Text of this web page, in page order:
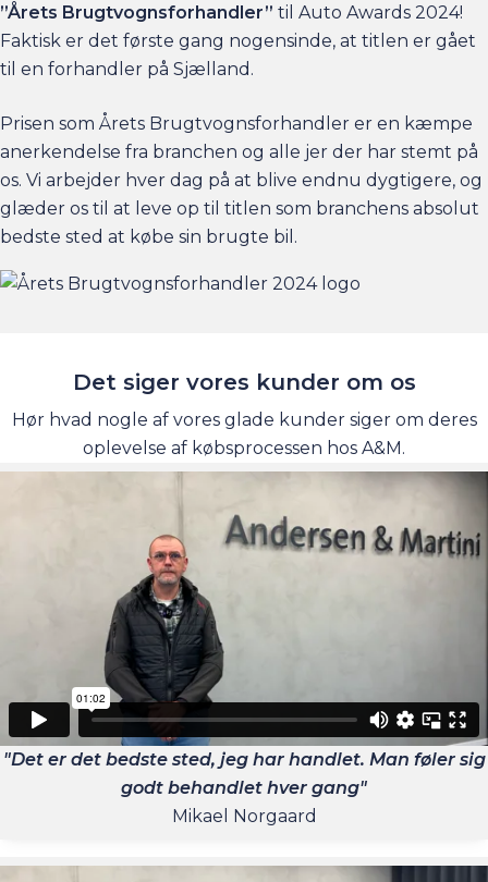
”Årets Brugtvognsforhandler” til Auto Awards 2024!
Faktisk er det første gang nogensinde, at titlen er gået
til en forhandler på Sjælland.
Prisen som Årets Brugtvognsforhandler er en kæmpe
anerkendelse fra branchen og alle jer der har stemt på
os. Vi arbejder hver dag på at blive endnu dygtigere, og
glæder os til at leve op til titlen som branchens absolut
bedste sted at købe sin brugte bil.
Det siger vores kunder om os
Hør hvad nogle af vores glade kunder siger om deres
oplevelse af købsprocessen hos A&M.
"Det er det bedste sted, jeg har handlet. Man føler sig
godt behandlet hver gang"
Mikael Norgaard